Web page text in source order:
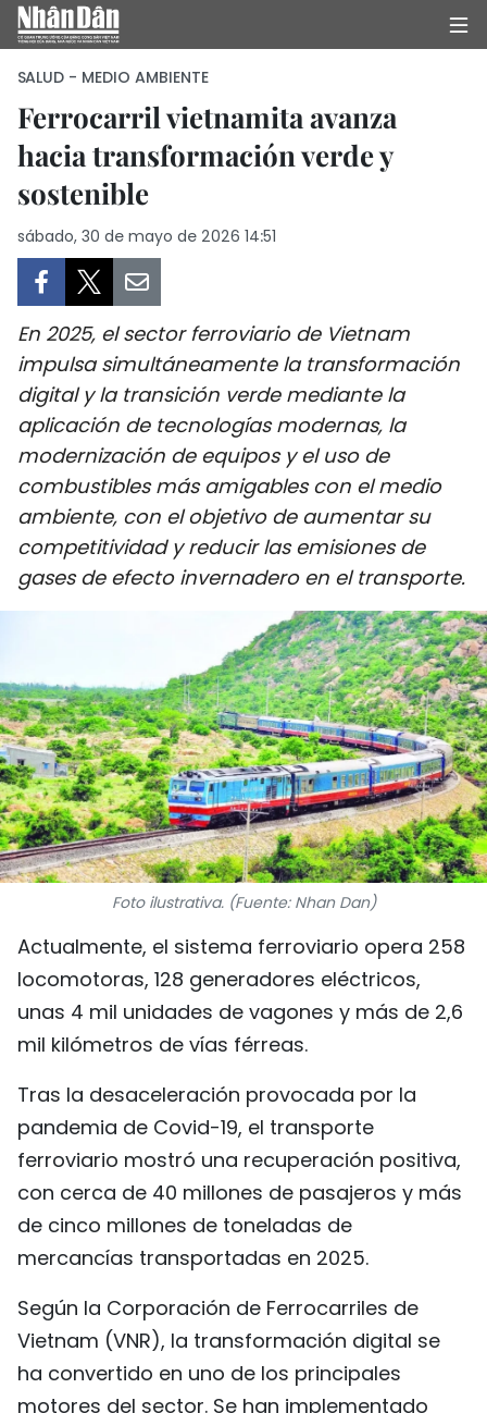
INICIO
SALUD - MEDIO AMBIENTE
CULTURA - ENTRETENIMIENTO
INTERNACIONAL
DEPORTES
VIAJES
PUENTE DE AMISTAD
HISTORIAS MULTIMEDIA
FOTOGRAFÍA
¿QUIÉNES SOMOS?
TIẾNG VIỆT
ENGLISH
中文
FRANÇAIS
РУССКИЙ
SALUD - MEDIO AMBIENTE
Ferrocarril vietnamita avanza
hacia transformación verde y
sostenible
sábado, 30 de mayo de 2026 14:51
En 2025, el sector ferroviario de Vietnam
impulsa simultáneamente la transformación
digital y la transición verde mediante la
aplicación de tecnologías modernas, la
modernización de equipos y el uso de
combustibles más amigables con el medio
ambiente, con el objetivo de aumentar su
competitividad y reducir las emisiones de
gases de efecto invernadero en el transporte.
Foto ilustrativa. (Fuente: Nhan Dan)
Actualmente, el sistema ferroviario opera 258
locomotoras, 128 generadores eléctricos,
unas 4 mil unidades de vagones y más de 2,6
mil kilómetros de vías férreas.
Tras la desaceleración provocada por la
pandemia de Covid-19, el transporte
ferroviario mostró una recuperación positiva,
con cerca de 40 millones de pasajeros y más
de cinco millones de toneladas de
mercancías transportadas en 2025.
Según la Corporación de Ferrocarriles de
Vietnam (VNR), la transformación digital se
ha convertido en uno de los principales
motores del sector. Se han implementado